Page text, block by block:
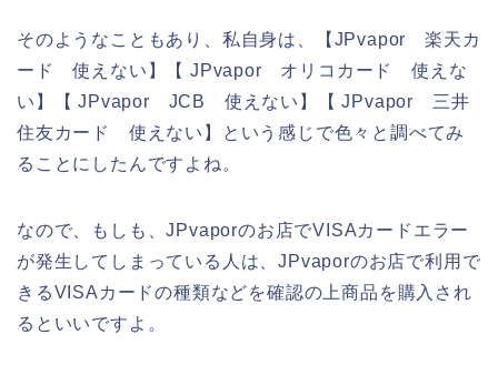
そのようなこともあり、私自身は、【JPvapor 楽天カ
ード 使えない】【 JPvapor オリコカード 使えな
い】【 JPvapor JCB 使えない】【 JPvapor 三井
住友カード 使えない】という感じで色々と調べてみ
ることにしたんですよね。
なので、もしも、JPvaporのお店でVISAカードエラー
が発生してしまっている人は、JPvaporのお店で利用で
きるVISAカードの種類などを確認の上商品を購入され
るといいですよ。